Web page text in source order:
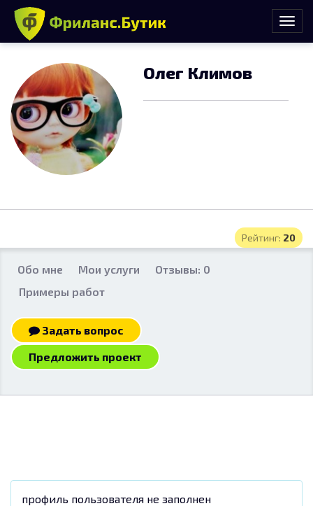
Олег Климов
Рейтинг: 20
Обо мне Мои услуги
Отзывы: 0
Примеры работ
Задать вопрос
Предложить проект
профиль пользователя не заполнен